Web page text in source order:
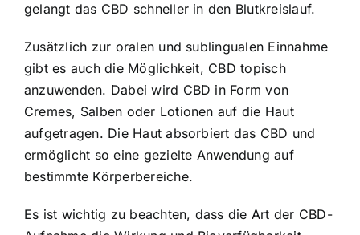
gelangt das CBD schneller in den Blutkreislauf.
Zusätzlich zur oralen und sublingualen Einnahme
gibt es auch die Möglichkeit, CBD topisch
anzuwenden. Dabei wird CBD in Form von
Cremes, Salben oder Lotionen auf die Haut
aufgetragen. Die Haut absorbiert das CBD und
ermöglicht so eine gezielte Anwendung auf
bestimmte Körperbereiche.
Es ist wichtig zu beachten, dass die Art der CBD-